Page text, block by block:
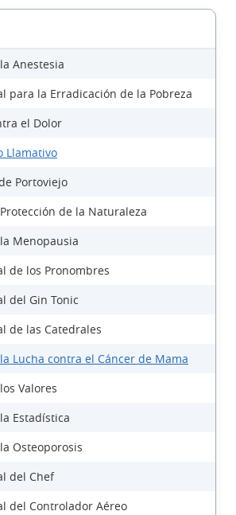
Anestesia
para la Erradicación de la Pobreza
el Dolor
Llamativo
Portoviejo
de la Naturaleza
Menopausia
de los Pronombres
del Gin Tonic
de las Catedrales
Lucha contra el Cáncer de Mama
Valores
Estadística
Osteoporosis
del Chef
del Controlador Aéreo